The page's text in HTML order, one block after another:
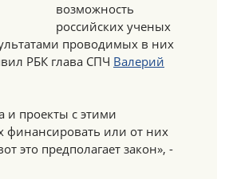
возможность
российских ученых
проводимых в них
РБК глава СПЧ Валерий
и проекты с этими
финансировать или от них
это предполагает закон», -